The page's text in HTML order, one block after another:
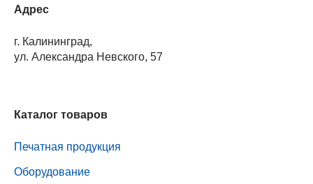
Адрес
г. Калининград,
ул. Александра Невского, 57
Каталог товаров
Печатная продукция
Оборудование